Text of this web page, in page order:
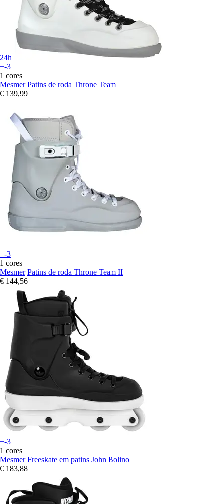
24h
+-3
1 cores
Mesmer Patins de roda Throne Team
€ 139,99
+-3
1 cores
Mesmer Patins de roda Throne Team II
€ 144,56
+-3
1 cores
Mesmer Freeskate em patins John Bolino
€ 183,88